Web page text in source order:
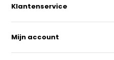
Klantenservice
Mijn account